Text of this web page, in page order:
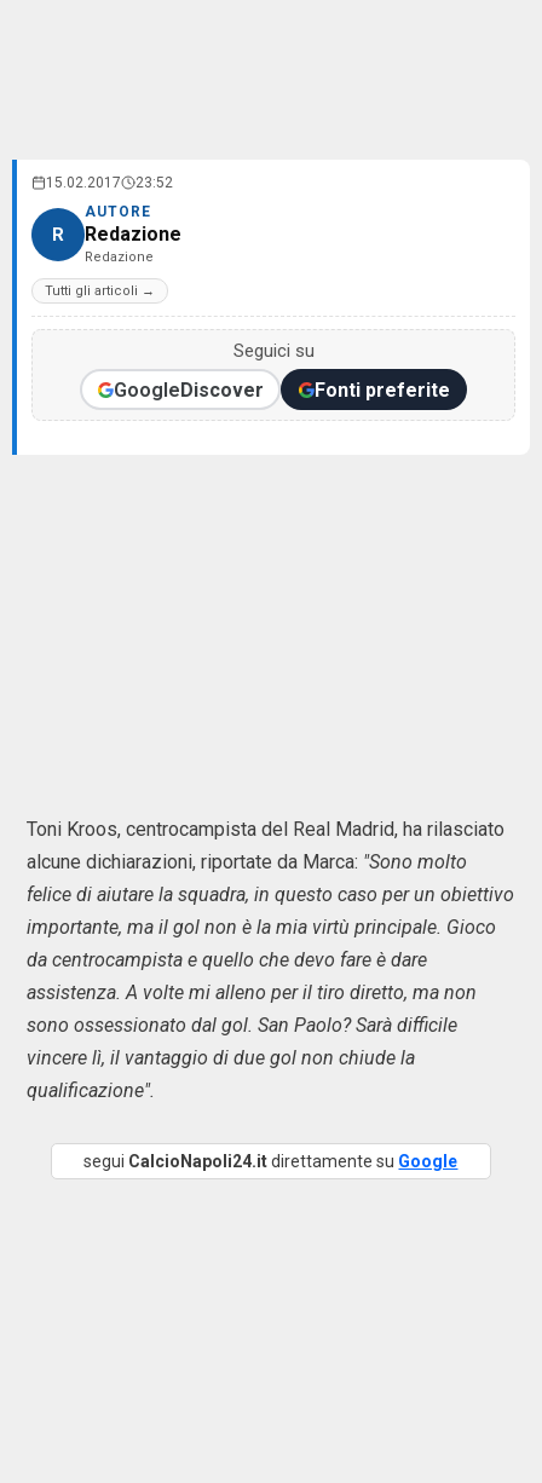
15.02.2017 23:52
R
AUTORE
Redazione
Redazione
Tutti gli articoli →
Seguici su
GoogleDiscover Fonti preferite
Toni Kroos, centrocampista del Real Madrid, ha rilasciato
alcune dichiarazioni, riportate da Marca: "Sono molto
felice di aiutare la squadra, in questo caso per un obiettivo
importante, ma il gol non è la mia virtù principale. Gioco
da centrocampista e quello che devo fare è dare
assistenza. A volte mi alleno per il tiro diretto, ma non
sono ossessionato dal gol. San Paolo? Sarà difficile
vincere lì, il vantaggio di due gol non chiude la
qualificazione".
segui CalcioNapoli24.itdirettamente su Google